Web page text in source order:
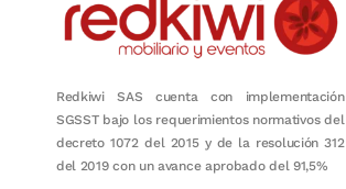
Redkiwi SAS cuenta con implementación
SGSST bajo los requerimientos normativos del
decreto 1072 del 2015 y de la resolución 312
del 2019 con un avance aprobado del 91,5%